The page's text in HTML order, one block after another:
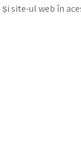
site-ul web în